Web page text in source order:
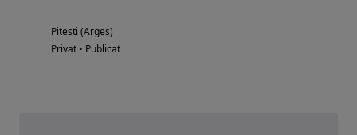
Pitesti (Arges)
Privat • Publicat